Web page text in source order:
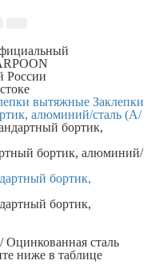
России
вытяжные Заклепки
алюминий/сталь (А/
бортик,
бортик, алюминий/
сталь
ниже в таблице